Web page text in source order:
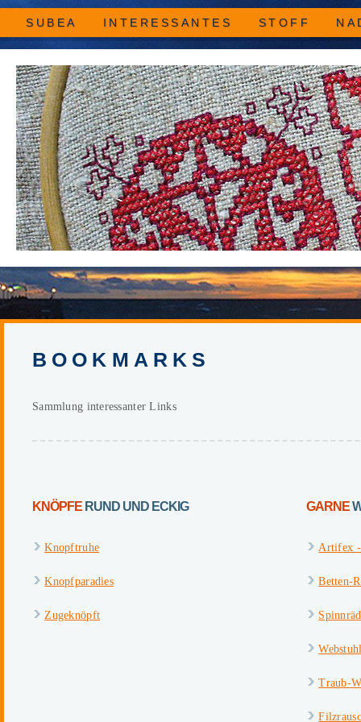
SUBEA INTERESSANTES STOFF
BOOKMARKS
Sammlung interessanter Links
KNÖPFE RUND UND ECKIG
Knopftruhe
Knopfparadies
Zugeknöpft
GARNE
Artifex
Betten-
Traub-